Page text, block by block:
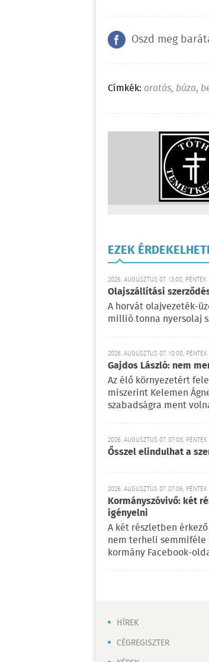
Oszd meg
Címkék: aratás, búza,
EZEK
2026. AUGUSZTUS 07. 13:00,
Olajszállítási
A horvát olajvezeték-
millió tonna nyersolaj
2026. AUGUSZTUS 07. 10:00,
Gajdos László: nem
Az élő környezetért
miszerint Kelemen
szabadságra ment
2026. AUGUSZTUS 07. 07:08,
Ősszel elindulhat a
2026. AUGUSZTUS 07. 07:06,
Kormányszóvivő: két
igényelni
A két részletben
nem terheli semmiféle
kormány Facebook-
HÍREK
CÉGREGISZTER